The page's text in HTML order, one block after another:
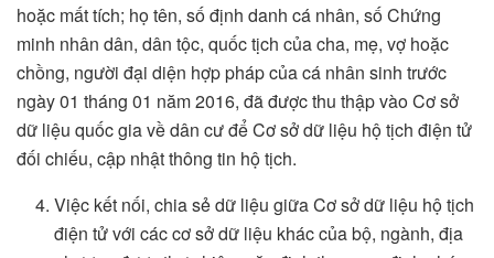
hoặc mất tích; họ tên, số định danh cá nhân, số Chứng
minh nhân dân, dân tộc, quốc tịch của cha, mẹ, vợ hoặc
chồng, người đại diện hợp pháp của cá nhân sinh trước
ngày 01 tháng 01 năm 2016, đã được thu thập vào Cơ sở
dữ liệu quốc gia về dân cư để Cơ sở dữ liệu hộ tịch điện tử
đối chiếu, cập nhật thông tin hộ tịch.
Việc kết nối, chia sẻ dữ liệu giữa Cơ sở dữ liệu hộ tịch
điện tử với các cơ sở dữ liệu khác của bộ, ngành, địa